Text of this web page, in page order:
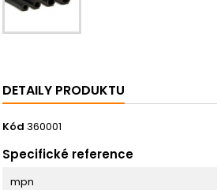
DETAILY PRODUKTU
Kód 360001
Specifické reference
mpn